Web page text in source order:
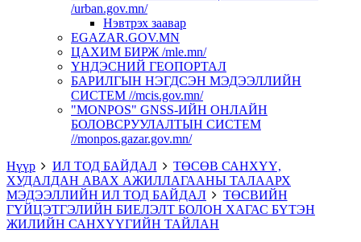
/urban.gov.mn/
Нэвтрэх заавар
EGAZAR.GOV.MN
ЦАХИМ БИРЖ /mle.mn/
ҮНДЭСНИЙ ГЕОПОРТАЛ
БАРИЛГЫН НЭГДСЭН МЭДЭЭЛЛИЙН
СИСТЕМ //mcis.gov.mn/
"MONPOS" GNSS-ИЙН ОНЛАЙН
БОЛОВСРУУЛАЛТЫН СИСТЕМ
//monpos.gazar.gov.mn/
Нүүр
ИЛ ТОД БАЙДАЛ
ТӨСӨВ САНХҮҮ,
ХУДАЛДАН АВАХ АЖИЛЛАГААНЫ ТАЛААРХ
МЭДЭЭЛЛИЙН ИЛ ТОД БАЙДАЛ
ТӨСВИЙН
ГҮЙЦЭТГЭЛИЙН БИЕЛЭЛТ БОЛОН ХАГАС БҮТЭН
ЖИЛИЙН САНХҮҮГИЙН ТАЙЛАН